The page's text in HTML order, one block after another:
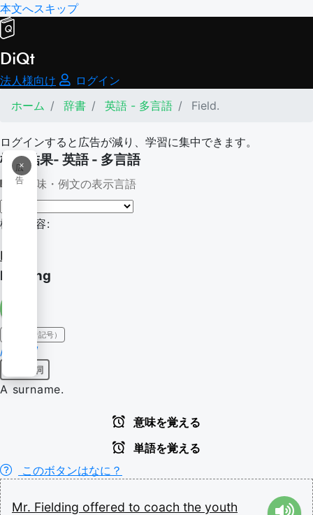
本文へスキップ
DiQt
法人様向け
ログイン
ホーム
辞書 英語 - 多言語 Field.
ログインすると広告が減り、学習に集中できます。
×
広
告
検索結果- 英語 - 多言語
意味・例文の表示言語
検索内容:
Field.
Fielding
IPA（発音記号）
/fiːldɪŋ/
固有名詞
A surname.
意味を覚える
単語を覚える
このボタンはなに？
Mr. Fielding offered to coach the youth